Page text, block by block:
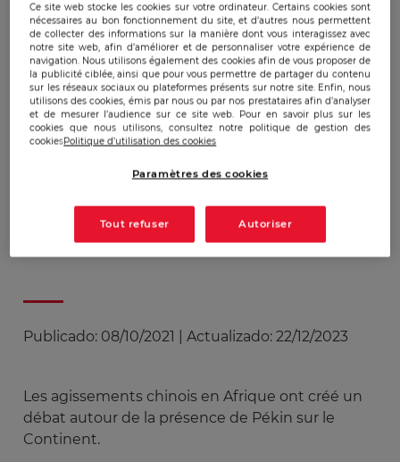
Publicado: 08/10/2021 Actualizado: 22/12/2023
Les agissements chinois en Afrique ont créé un
débat autour de la présence de Pékin sur le
Continent.
Ce site web stocke les cookies sur votre ordinateur. Certains cookies sont
nécessaires au bon fonctionnement du site, et d’autres nous permettent
de collecter des informations sur la manière dont vous interagissez avec
notre site web, afin d’améliorer et de personnaliser votre expérience de
navigation. Nous utilisons également des cookies afin de vous proposer de
la publicité ciblée, ainsi que pour vous permettre de partager du contenu
sur les réseaux sociaux ou plateformes présents sur notre site. Enfin, nous
utilisons des cookies, émis par nous ou par nos prestataires afin d’analyser
et de mesurer l’audience sur ce site web. Pour en savoir plus sur les
cookies que nous utilisons, consultez notre politique de gestion des
cookiesPolitique d'utilisation des cookies
Paramètres des cookies
Tout refuser Autoriser